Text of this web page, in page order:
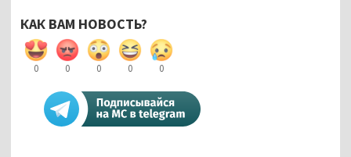
КАК ВАМ НОВОСТЬ?
0 0 0 0 0